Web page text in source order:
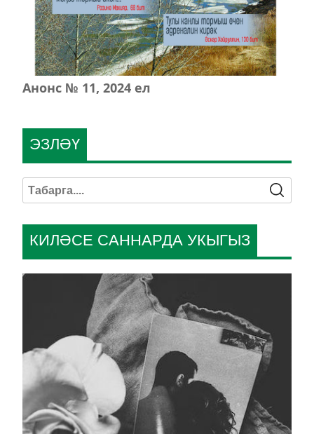
Анонс № 11, 2024 ел
КИЛӘСЕ САННАРДА УКЫГЫЗ
ЭЗЛӘҮ